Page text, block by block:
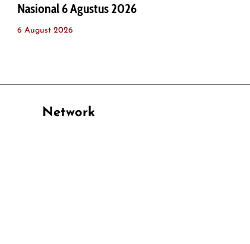
Nasional 6 Agustus 2026
6 August 2026
Network